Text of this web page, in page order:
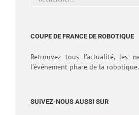
COUPE DE FRANCE DE ROBOTIQUE
Retrouvez tous l’actualité, les
l’événement phare de la robotique.
SUIVEZ-NOUS AUSSI SUR